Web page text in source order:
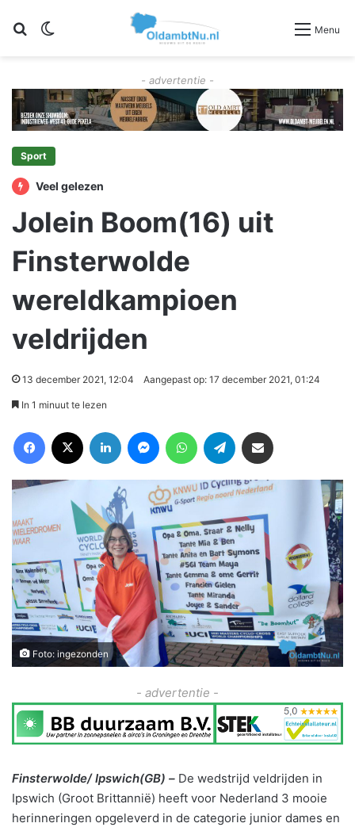
Zoeken Menu
- advertentie -
Sport
Veel gelezen
Jolein Boom(16) uit
Finsterwolde
wereldkampioen
veldrijden
13 december 2021, 12:04 Aangepast op: 17 december 2021, 01:24
In 1 minuut te lezen
Foto: ingezonden
- advertentie -
Finsterwolde/ Ipswich(GB) – De wedstrijd veldrijden in
Ipswich (Groot Brittannië) heeft voor Nederland 3 mooie
herinneringen opgeleverd in de categorie junior dames en